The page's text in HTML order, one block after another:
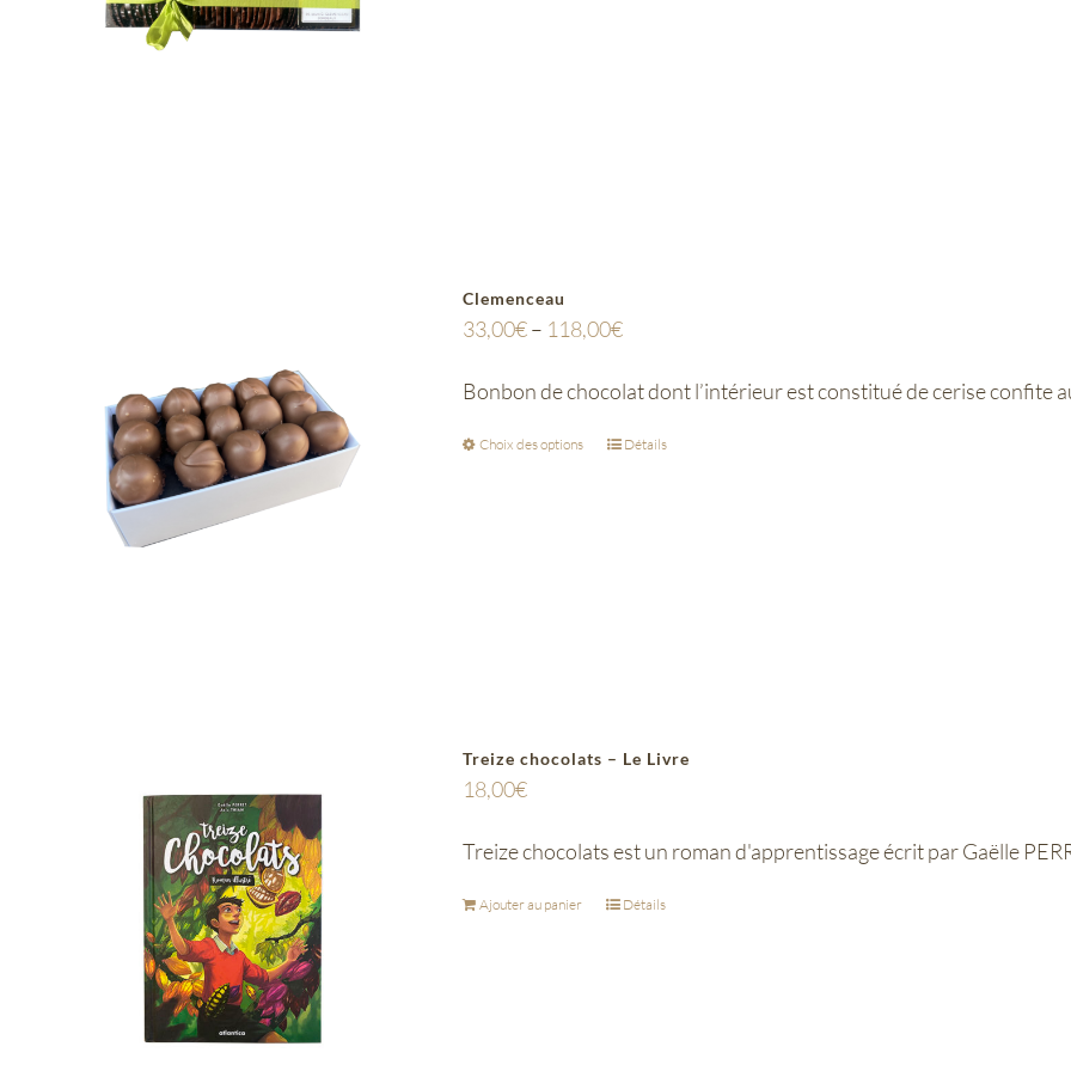
Clemenceau
33,00€– 118,00€
Bonbon de chocolat dont l’intérieur est constitué de cerise confite
Choix des options Détails
Treize chocolats – Le Livre
18,00€
Treize chocolats est un roman d'apprentissage écrit par Gaëlle
Ajouter au panier Détails